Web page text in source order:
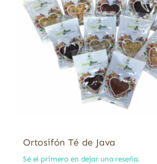
Ortosifón Té de Java
Sé el primero en dejar una reseña.